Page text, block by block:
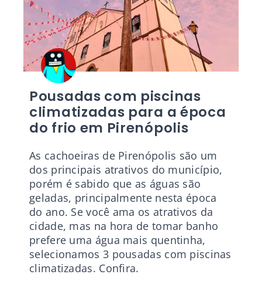
Pousadas com piscinas
climatizadas para a época
do frio em Pirenópolis
As cachoeiras de Pirenópolis são um
dos principais atrativos do município,
porém é sabido que as águas são
geladas, principalmente nesta época
do ano. Se você ama os atrativos da
cidade, mas na hora de tomar banho
prefere uma água mais quentinha,
selecionamos 3 pousadas com piscinas
climatizadas. Confira.